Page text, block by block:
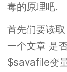
毒的原理吧.
首先们要读
一个文章 是
$savafile变